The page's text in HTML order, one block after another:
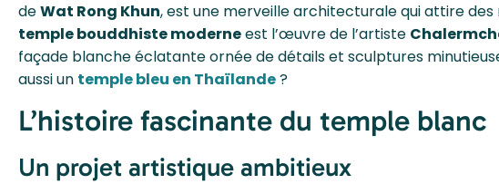
deWat Rong Khun, est une merveille architecturale qui attire des
temple bouddhiste moderneest l’œuvre de l’artiste
façade blanche éclatante ornée de détails et sculptures
aussi un temple bleu en Thaïlande?
L’histoire fascinante du temple blanc
Un projet artistique ambitieux